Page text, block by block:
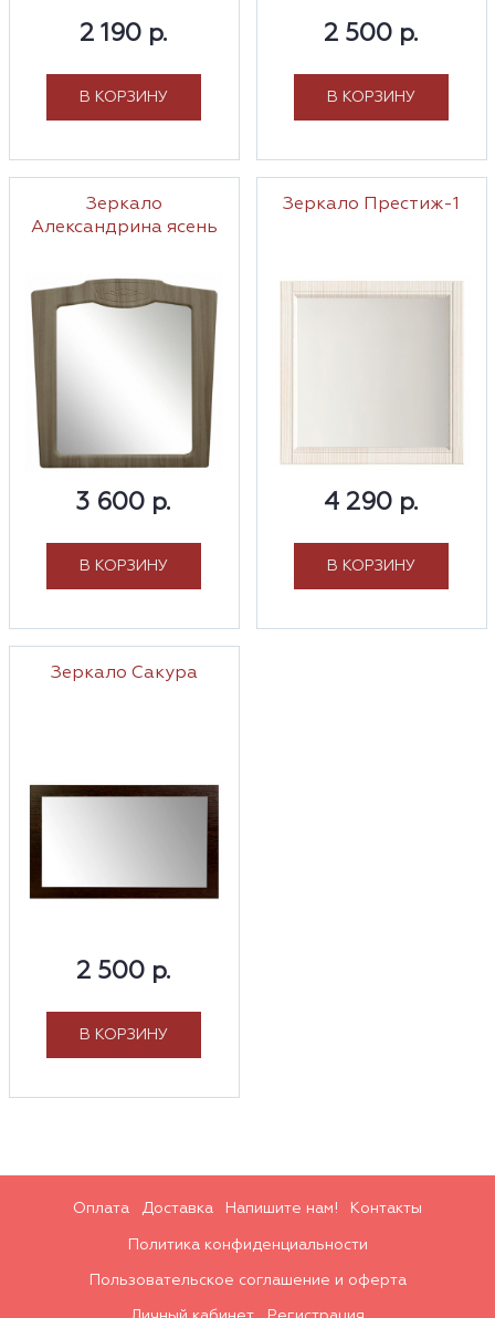
2 190 р.
В КОРЗИНУ
2 500 р.
В КОРЗИНУ
Зеркало
Александрина ясень
3 600 р.
В КОРЗИНУ
Зеркало Престиж-1
4 290 р.
В КОРЗИНУ
Зеркало Сакура
2 500 р.
В КОРЗИНУ
Оплата Доставка Напишите нам! Контакты
Политика конфиденциальности
Пользовательское соглашение и оферта